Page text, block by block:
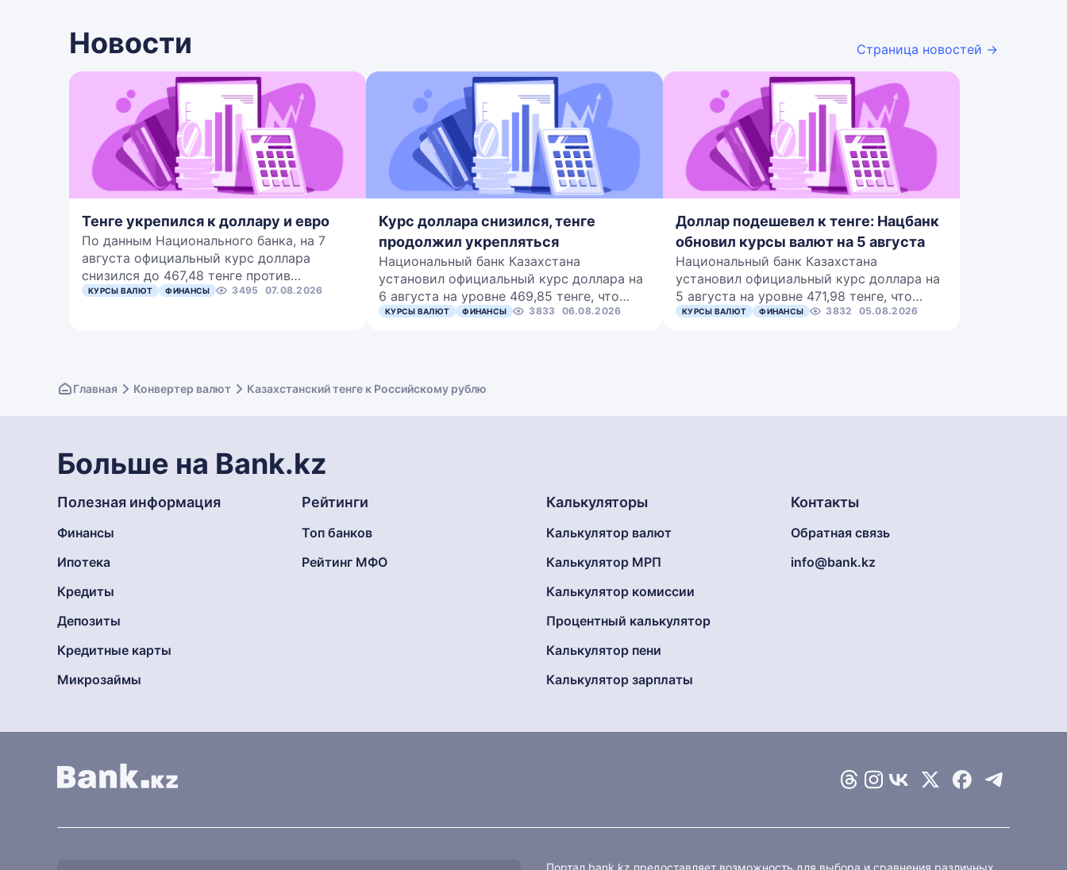
Новости Страница новостей →
Тенге укрепился к доллару и евро
По данным Национального банка, на 7
августа официальный курс доллара
снизился до 467,48 тенге против…
КУРСЫ ВАЛЮТ ФИНАНСЫ 3495 07.08.2026
Курс доллара снизился, тенге
продолжил укрепляться
Национальный банк Казахстана
установил официальный курс доллара на
6 августа на уровне 469,85 тенге, что…
КУРСЫ ВАЛЮТ ФИНАНСЫ 3833 06.08.2026
Доллар подешевел к тенге: Нацбанк
обновил курсы валют на 5 августа
Национальный банк Казахстана
установил официальный курс доллара на
5 августа на уровне 471,98 тенге, что…
КУРСЫ ВАЛЮТ ФИНАНСЫ 3832 05.08.2026
Главная Конвертер валют Казахстанский тенге к Российскому рублю
Больше на Bank.kz
Полезная информация
Финансы
Ипотека
Кредиты
Депозиты
Кредитные карты
Микрозаймы
Рейтинги
Топ банков
Рейтинг МФО
Калькуляторы
Калькулятор валют
Калькулятор МРП
Калькулятор комиссии
Процентный калькулятор
Калькулятор пени
Калькулятор зарплаты
Контакты
Обратная связь
info@bank.kz
Портал bank.kz предоставляет возможность для выбора и сравнения различных